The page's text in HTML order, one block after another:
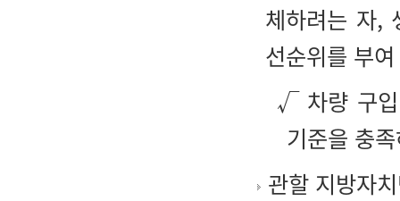
체하려는 자,
선순위를 부
√ 차량 구입
기준을 충
관할 지방자